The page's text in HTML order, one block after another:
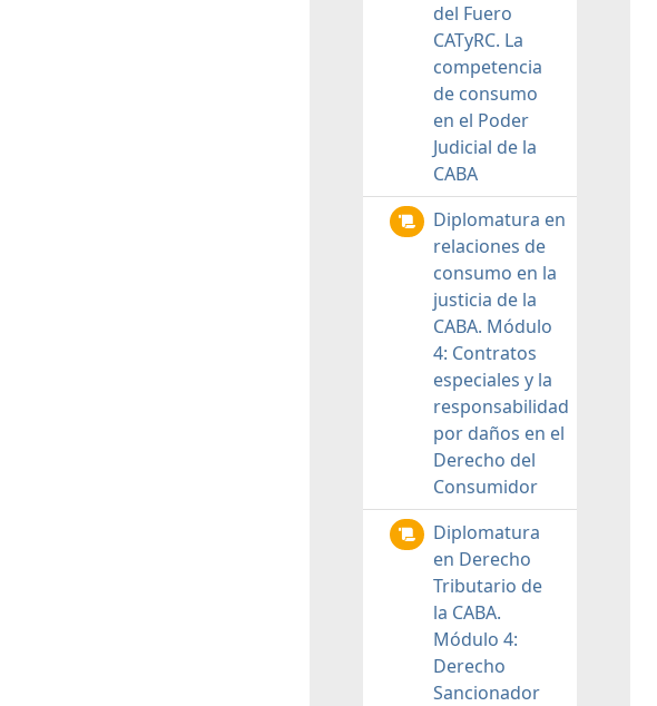
del Fuero
CATyRC. La
competencia
de consumo
en el Poder
Judicial de la
CABA
Diplomatura en
relaciones de
consumo en la
justicia de la
CABA. Módulo
4: Contratos
especiales y la
responsabilidad
por daños en el
Derecho del
Consumidor
Diplomatura
en Derecho
Tributario de
la CABA.
Módulo 4:
Derecho
Sancionador